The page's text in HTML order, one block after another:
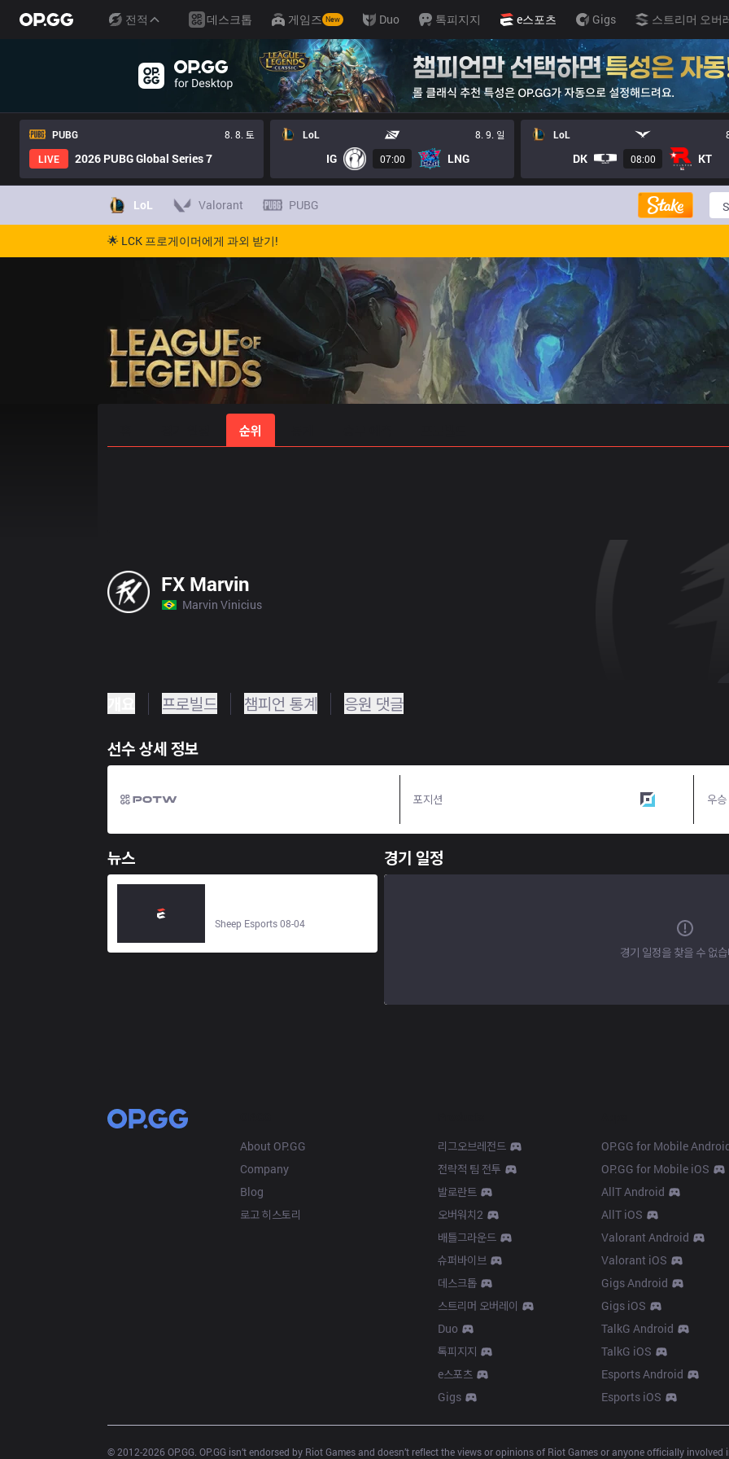
전적 데스크톱 게임즈 New Duo 톡피지지 e스포츠 Gigs 스트리머 오버
PUBG
8. 8. 토
LIVE
2026 PUBG Global Series 7
LoL 8. 9. 일
IG 07:00 LNG
LoL
DK 08:00 KT
LoL Valorant PUBG
🌟 LCK 프로게이머에게 과외 받기!
순위
FX Marvin
Marvin Vinicius
프로빌드 챔피언 통계 응원 댓글
선수 상세 정보
포지션 우승
뉴스
Sheep Esports 08-04
경기 일정
경기 일정을 찾을 수 없
About OP.GG
Company
Blog
로고 히스토리
리그오브레전드
전략적 팀 전투
발로란트
오버워치2
배틀그라운드
슈퍼바이브
데스크톱
스트리머 오버레이
Duo
톡피지지
e스포츠
Gigs
OP.GG for Mobile
OP.GG for Mobile iOS
AllT Android
AllT iOS
Valorant Android
Valorant iOS
Gigs Android
Gigs iOS
TalkG Android
TalkG iOS
Esports Android
Esports iOS
© 2012-2026 OP.GG. OP.GG isn’t endorsed by Riot Games and doesn’t reflect the views or opinions of Riot Games or anyone officially